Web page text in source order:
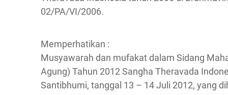
02/PA/VI/2006.
Memperhatikan :
Musyawarah dan mufakat dalam Sidang
Agung) Tahun 2012 Sangha Theravada
Santibhumi, tanggal 13 – 14 Juli 2012, yang